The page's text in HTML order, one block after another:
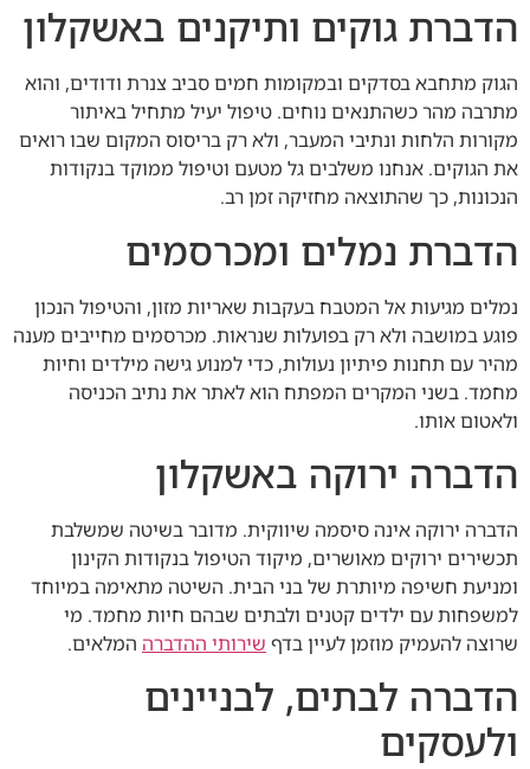
הדברת גוקים ותיקנים באשקלון
הגוק מתחבא בסדקים ובמקומות חמים סביב צנרת ודודים, והוא
מתרבה מהר כשהתנאים נוחים. טיפול יעיל מתחיל באיתור
מקורות הלחות ונתיבי המעבר, ולא רק בריסוס המקום שבו רואים
את הגוקים. אנחנו משלבים גל מטעם וטיפול ממוקד בנקודות
הנכונות, כך שהתוצאה מחזיקה זמן רב.
הדברת נמלים ומכרסמים
נמלים מגיעות אל המטבח בעקבות שאריות מזון, והטיפול הנכון
פוגע במושבה ולא רק בפועלות שנראות. מכרסמים מחייבים מענה
מהיר עם תחנות פיתיון נעולות, כדי למנוע גישה מילדים וחיות
מחמד. בשני המקרים המפתח הוא לאתר את נתיב הכניסה
ולאטום אותו.
הדברה ירוקה באשקלון
הדברה ירוקה אינה סיסמה שיווקית. מדובר בשיטה שמשלבת
תכשירים ירוקים מאושרים, מיקוד הטיפול בנקודות הקינון
ומניעת חשיפה מיותרת של בני הבית. השיטה מתאימה במיוחד
למשפחות עם ילדים קטנים ולבתים שבהם חיות מחמד. מי
שרוצה להעמיק מוזמן לעיין בדף שירותי ההדברה המלאים.
הדברה לבתים, לבניינים
ולעסקים